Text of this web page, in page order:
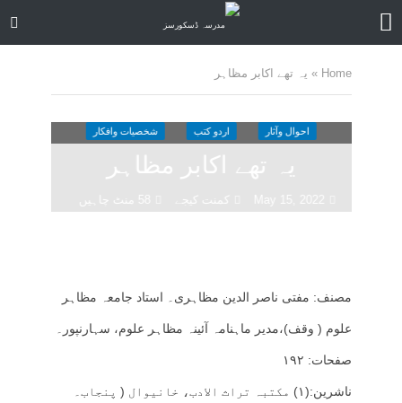
Home
» یہ تھے اکابر مظاہر
احوال وآثار اردو کتب شخصیات وافکار
یہ تھے اکابر مظاہر
May 15, 2022 کمنت کیجے 58 منٹ چاہیں
مصنف: مفتی ناصر الدین مظاہری۔ استاد جامعہ مظاہر
علوم ( وقف)،مدیر ماہنامہ آئینہ مظاہر علوم، سہارنپور۔
صفحات: ۱۹۲
ناشرین:(۱) مکتبہ تراث الادب، خانیوال ( پنجاب۔